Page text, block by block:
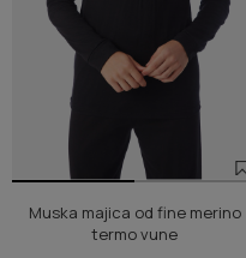
Muska majica od fine merino
termo vune